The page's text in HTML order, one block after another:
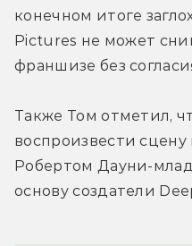
конечном итоге
Pictures не может
франшизе без
Также Том отметил,
воспроизвести
Робертом Дауни-
основу создатели